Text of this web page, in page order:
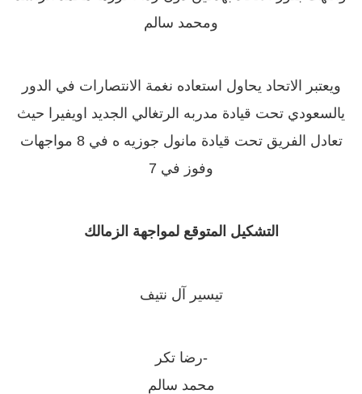
ومحمد سالم
ويعتبر الاتحاد يحاول استعاده نغمة الانتصارات في الدور
يالسعودي تحت قيادة مدربه الرتغالي الجديد اويفيرا حيث
تعادل الفريق تحت قيادة مانول جوزيه
ه في 8 مواجهات
وفوز في 7
التشكيل المتوقع لمواجهة الزمالك
تيسير آل نتيف
-رضا تكر
محمد سالم